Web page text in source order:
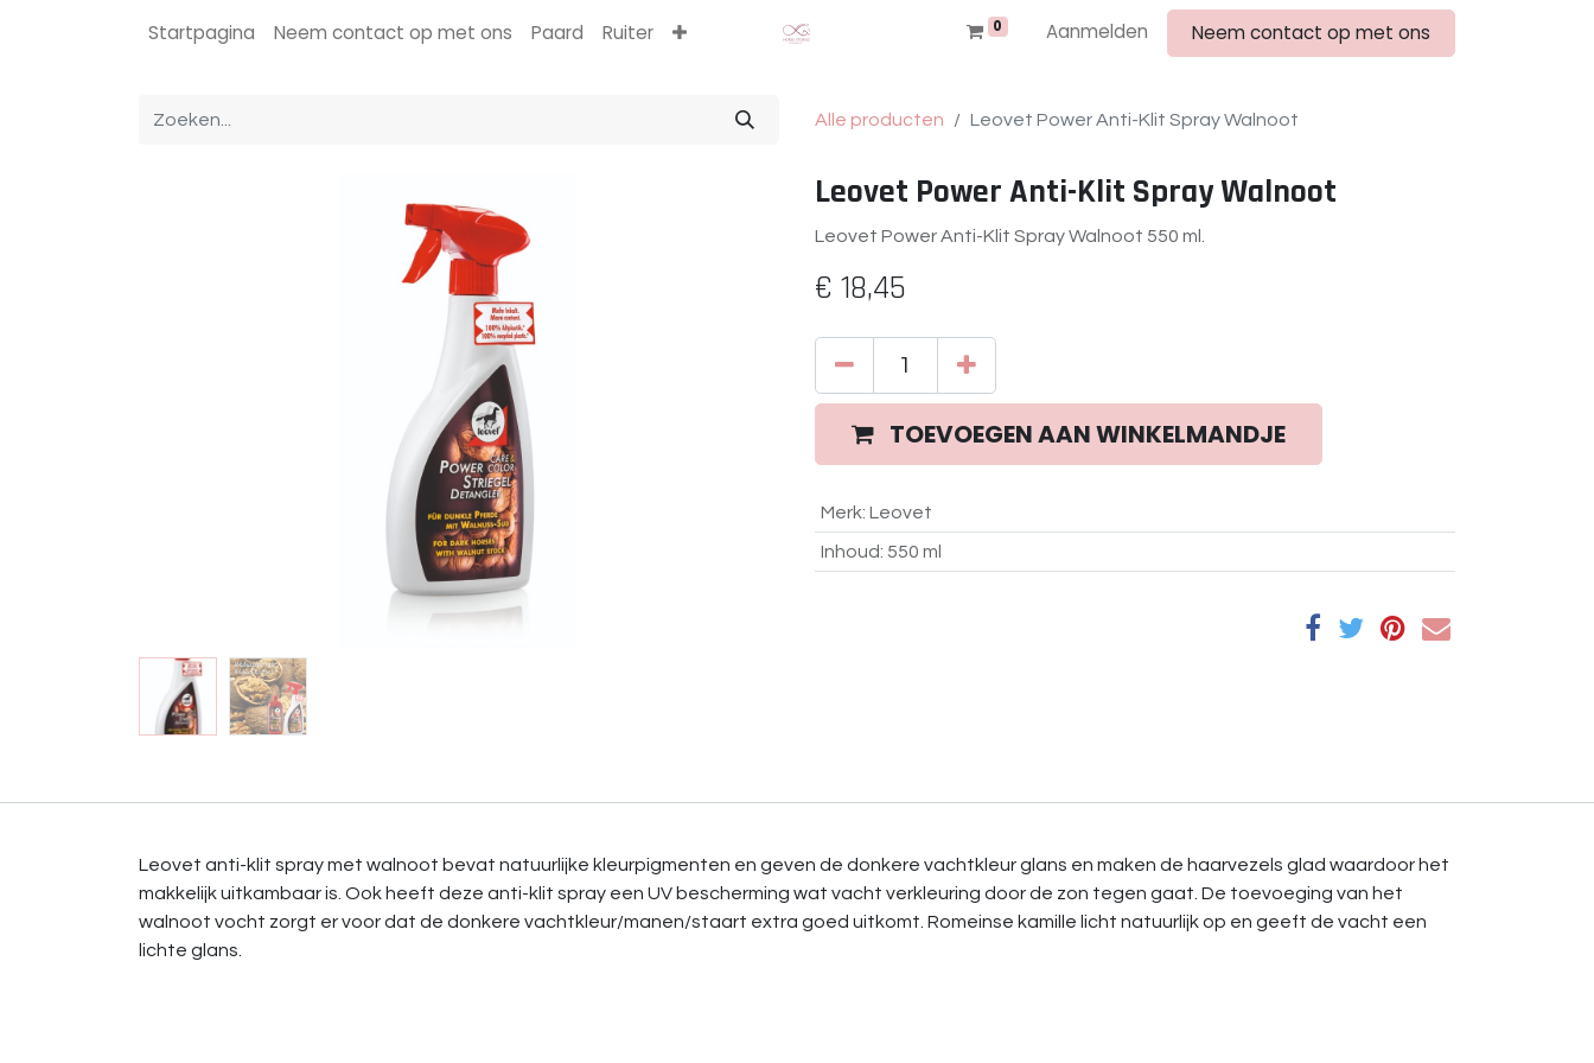
0 Aanmelden Neem contact op met ons
Startpagina Neem contact op met ons Paard Ruiter
Alle producten Leovet Power Anti-Klit Spray Walnoot
Leovet Power Anti-Klit Spray Walnoot
Leovet Power Anti-Klit Spray Walnoot 550 ml.
€ 18,45
TOEVOEGEN AAN WINKELMANDJE
Merk: Leovet
Inhoud: 550 ml
Leovet anti-klit spray met walnoot bevat natuurlijke kleurpigmenten en geven de donkere vachtkleur glans en maken de haarvezels glad waardoor het
makkelijk uitkambaar is. Ook heeft deze anti-klit spray een UV bescherming wat vacht verkleuring door de zon tegen gaat. De toevoeging van het
walnoot vocht zorgt er voor dat de donkere vachtkleur/manen/staart extra goed uitkomt. Romeinse kamille licht natuurlijk op en geeft de vacht een
lichte glans.